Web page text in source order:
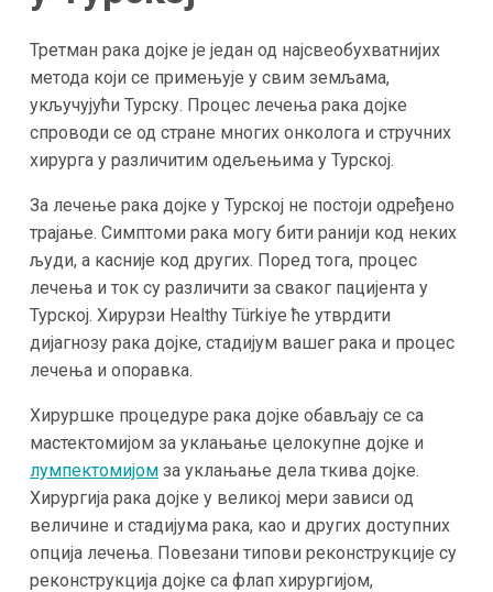
Третман рака дојке је један од најсвеобухватнијих
метода који се примењује у свим земљама,
укључујући Турску. Процес лечења рака дојке
спроводи се од стране многих онколога и стручних
хирурга у различитим одељењима у Турској.
За лечење рака дојке у Турској не постоји одређено
трајање. Симптоми рака могу бити ранији код неких
људи, а касније код других. Поред тога, процес
лечења и ток су различити за сваког пацијента у
Турској. Хирурзи Healthy Türkiye ће утврдити
дијагнозу рака дојке, стадијум вашег рака и процес
лечења и опоравка.
Хируршке процедуре рака дојке обављају се са
мастектомијом за уклањање целокупне дојке и
лумпектомијомза уклањање дела ткива дојке.
Хирургија рака дојке у великој мери зависи од
величине и стадијума рака, као и других доступних
опција лечења. Повезани типови реконструкције су
реконструкција дојке са флап хирургијом,